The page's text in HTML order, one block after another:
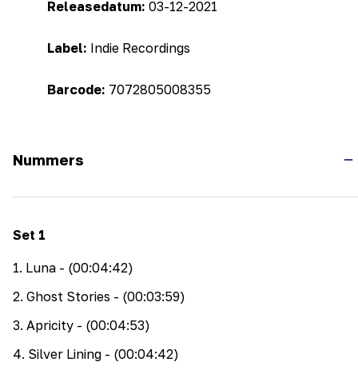
Releasedatum: 03-12-2021
Label: Indie Recordings
Barcode: 7072805008355
Nummers
Set 1
1. Luna - (00:04:42)
2. Ghost Stories - (00:03:59)
3. Apricity - (00:04:53)
4. Silver Lining - (00:04:42)